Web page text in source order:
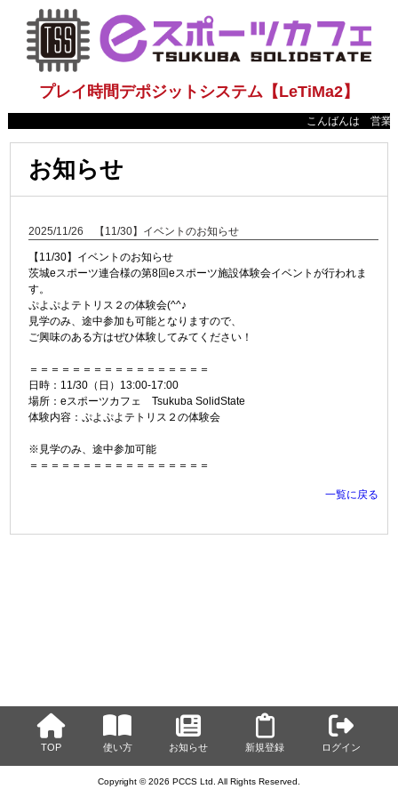
プレイ時間デポジットシステム【LeTiMa2】
こんばんは 営業
お知らせ
2025/11/26 【11/30】イベントのお知らせ
【11/30】イベントのお知らせ
茨城eスポーツ連合様の第8回eスポーツ施設体験会イベントが行われま
す。
ぷよぷよテトリス２の体験会(^^♪
見学のみ、途中参加も可能となりますので、
ご興味のある方はぜひ体験してみてください！
＝＝＝＝＝＝＝＝＝＝＝＝＝＝＝＝＝
日時：11/30（日）13:00-17:00
場所：eスポーツカフェ Tsukuba SolidState
体験内容：ぷよぷよテトリス２の体験会
※見学のみ、途中参加可能
＝＝＝＝＝＝＝＝＝＝＝＝＝＝＝＝＝
一覧に戻る
TOP 使い方 お知らせ 新規登録 ログイン
Copyright © 2026 PCCS Ltd. All Rights Reserved.